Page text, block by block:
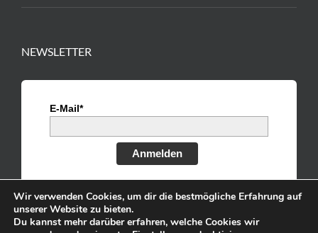
NEWSLETTER
E-Mail*
Anmelden
Wir verwenden Cookies, um dir die bestmögliche Erfahrung auf
unserer Website zu bieten.
Du kannst mehr darüber erfahren, welche Cookies wir